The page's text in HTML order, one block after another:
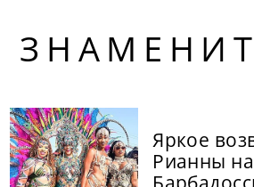
Яркое
Рианны на